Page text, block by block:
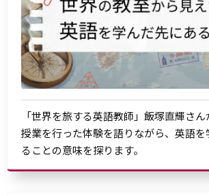
「世界を旅する英語教師」飯塚直輝さ
授業を行った体験を語りながら、英語を
ることの意味を探ります。